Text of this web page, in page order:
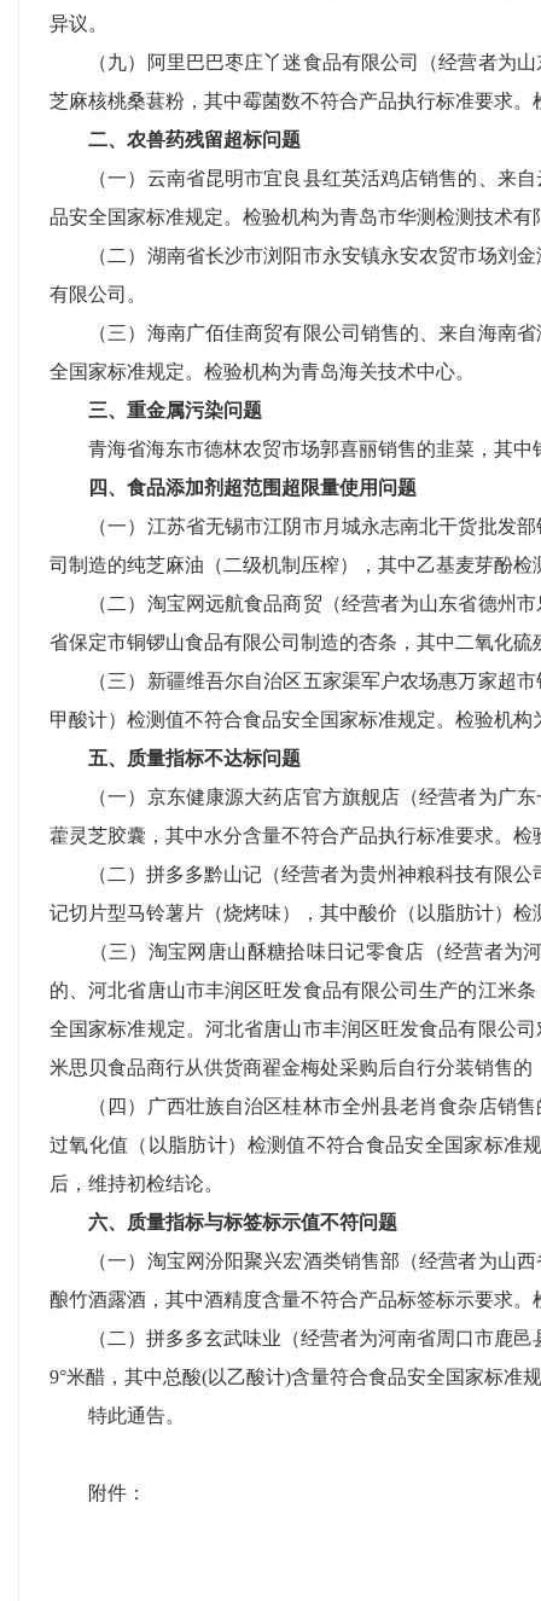
异议。
（九）阿里巴巴枣庄丫迷食品有限公司（经营者为山
芝麻核桃桑葚粉，其中霉菌数不符合产品执行标准要求
二、农兽药残留超标问题
（一）云南省昆明市宜良县红英活鸡店销售的、来自
品安全国家标准规定。检验机构为青岛市华测检测技术
（二）湖南省长沙市浏阳市永安镇永安农贸市场刘金
有限公司。
（三）海南广佰佳商贸有限公司销售的、来自海南省
全国家标准规定。检验机构为青岛海关技术中心。
三、重金属污染问题
青海省海东市德林农贸市场郭喜丽销售的韭菜，其中
四、食品添加剂超范围超限量使用问题
（一）江苏省无锡市江阴市月城永志南北干货批发部
司制造的纯芝麻油（二级机制压榨），其中乙基麦芽酚
（二）淘宝网远航食品商贸（经营者为山东省德州市
省保定市铜锣山食品有限公司制造的杏条，其中二氧化
（三）新疆维吾尔自治区五家渠军户农场惠万家超市
甲酸计）检测值不符合食品安全国家标准规定。检验机
五、质量指标不达标问题
（一）京东健康源大药店官方旗舰店（经营者为广东
藿灵芝胶囊，其中水分含量不符合产品执行标准要求。
（二）拼多多黔山记（经营者为贵州神粮科技有限公
记切片型马铃薯片（烧烤味），其中酸价（以脂肪计）
（三）淘宝网唐山酥糖拾味日记零食店（经营者为河
的、河北省唐山市丰润区旺发食品有限公司生产的江米
全国家标准规定。河北省唐山市丰润区旺发食品有限公
米思贝食品商行从供货商翟金梅处采购后自行分装销售
（四）广西壮族自治区桂林市全州县老肖食杂店销售
过氧化值（以脂肪计）检测值不符合食品安全国家标准
后，维持初检结论。
六、质量指标与标签标示值不符问题
（一）淘宝网汾阳聚兴宏酒类销售部（经营者为山西
酿竹酒露酒，其中酒精度含量不符合产品标签标示要求
（二）拼多多玄武味业（经营者为河南省周口市鹿邑
9°米醋，其中总酸(以乙酸计)含量符合食品安全国家标
特此通告。
附件：